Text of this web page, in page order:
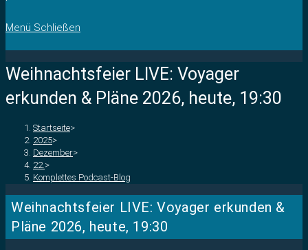
Menü Schließen
Weihnachtsfeier LIVE: Voyager
erkunden & Pläne 2026, heute, 19:30
Startseite>
2025>
Dezember>
22. >
Komplettes Podcast-Blog
Weihnachtsfeier LIVE: Voyager erkunden &
Pläne 2026, heute, 19:30